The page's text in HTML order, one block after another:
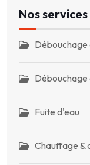
Nos
Débouchage
Débouchage
Fuite d'eau
Chauffage &